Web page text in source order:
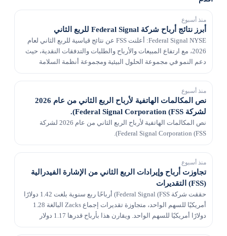
منذ أسبوع
أبرز نتائج أرباح شركة Federal Signal للربع الثاني
Federal Signal NYSE: أعلنت FSS عن نتائج قياسية للربع الثاني لعام
2026، مع ارتفاع المبيعات والأرباح والطلبات والتدفقات النقدية، حيث
دعم النمو في مجموعة الحلول البيئية ومجموعة أنظمة السلامة
منذ أسبوع
نص المكالمات الهاتفية لأرباح الربع الثاني من عام 2026
لشركة Federal Signal Corporation (FSS).
نص المكالمات الهاتفية لأرباح الربع الثاني من عام 2026 لشركة
Federal Signal Corporation (FSS).
منذ أسبوع
تجاوزت أرباح وإيرادات الربع الثاني من الإشارة الفيدرالية
(FSS) التقديرات
حققت شركة Federal Signal (FSS) أرباحًا ربع سنوية بلغت 1.42 دولارًا
أمريكيًا للسهم الواحد، متجاوزة تقديرات إجماع Zacks البالغة 1.28
دولارًا أمريكيًا للسهم الواحد. ويقارن هذا بأرباح قدرها 1.17 دولار